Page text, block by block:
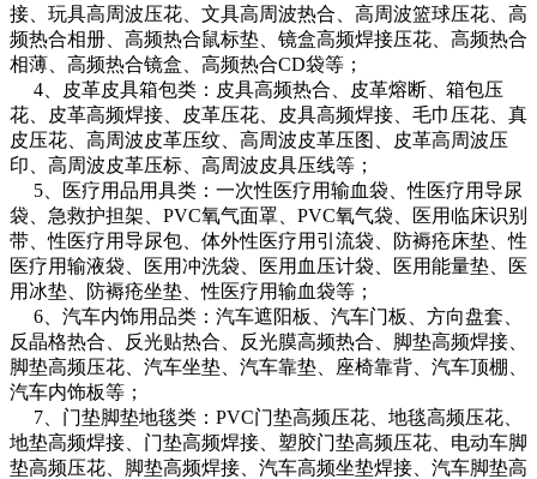
接、玩具高周波压花、文具高周波热合、高周波篮球压花、高
频热合相册、高频热合鼠标垫、镜盒高频焊接压花、高频热合
相薄、高频热合镜盒、高频热合CD袋等；
4、皮革皮具箱包类：皮具高频热合、皮革熔断、箱包压
花、皮革高频焊接、皮革压花、皮具高频焊接、毛巾压花、真
皮压花、高周波皮革压纹、高周波皮革压图、皮革高周波压
印、高周波皮革压标、高周波皮具压线等；
5、医疗用品用具类：一次性医疗用输血袋、性医疗用导尿
袋、急救护担架、PVC氧气面罩、PVC氧气袋、医用临床识别
带、性医疗用导尿包、体外性医疗用引流袋、防褥疮床垫、性
医疗用输液袋、医用冲洗袋、医用血压计袋、医用能量垫、医
用冰垫、防褥疮坐垫、性医疗用输血袋等；
6、汽车内饰用品类：汽车遮阳板、汽车门板、方向盘套、
反晶格热合、反光贴热合、反光膜高频热合、脚垫高频焊接、
脚垫高频压花、汽车坐垫、汽车靠垫、座椅靠背、汽车顶棚、
汽车内饰板等；
7、门垫脚垫地毯类：PVC门垫高频压花、地毯高频压花、
地垫高频焊接、门垫高频焊接、塑胶门垫高频压花、电动车脚
垫高频压花、脚垫高频焊接、汽车高频坐垫焊接、汽车脚垫高